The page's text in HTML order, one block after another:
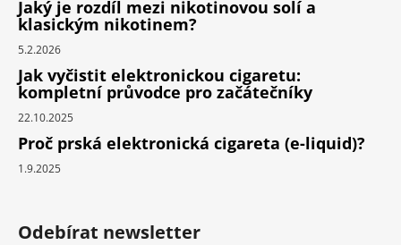
Jaký je rozdíl mezi nikotinovou solí a
klasickým nikotinem?
5.2.2026
Jak vyčistit elektronickou cigaretu:
kompletní průvodce pro začátečníky
22.10.2025
Proč prská elektronická cigareta (e-liquid)?
1.9.2025
Odebírat newsletter